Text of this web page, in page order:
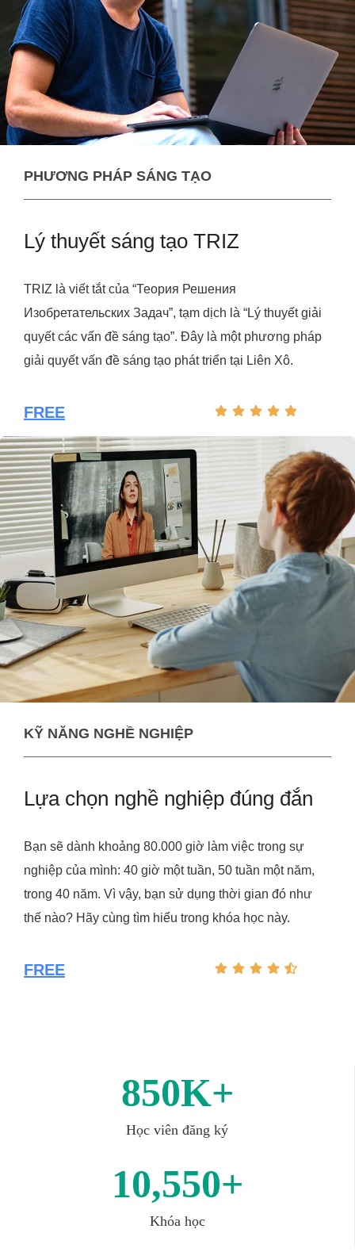
PHƯƠNG PHÁP SÁNG TẠO
Lý thuyết sáng tạo TRIZ
TRIZ là viết tắt của “Теория Решения
Изобретательских Задач”, tạm dịch là “Lý thuyết giải
quyết các vấn đề sáng tạo”. Đây là một phương pháp
giải quyết vấn đề sáng tạo phát triển tại Liên Xô.
FREE
KỸ NĂNG NGHỀ NGHIỆP
Lựa chọn nghề nghiệp đúng đắn
Bạn sẽ dành khoảng 80.000 giờ làm việc trong sự
nghiệp của mình: 40 giờ một tuần, 50 tuần một năm,
trong 40 năm. Vì vậy, bạn sử dụng thời gian đó như
thế nào? Hãy cùng tìm hiểu trong khóa học này.
FREE
850K+
Học viên đăng ký
10,550+
Khóa học